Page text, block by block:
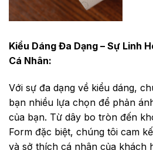
Kiểu Dáng Đa Dạng – Sự Linh
Cá Nhân:
Với sự đa dạng về kiểu dáng,
bạn nhiều lựa chọn để phản
của bạn. Từ dây bo tròn đến
Form đặc biệt, chúng tôi cam
và sở thích cá nhân của khách